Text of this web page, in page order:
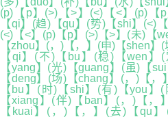
(p)【p】(>)【>】(<)【<】(p)【
【qi】(趋)【qu】(势)【shi】(<)
(<)【<】(p)【p】(>)【>】(未)【
【zhou】(，)【，】(申)【shen
【qi】(不)【bu】(稳)【wen
【yang】(光)【guang】(虽)【
【deng】(场)【chang】(，)【
【bu】(时)【shi】(有)【you
【xiang】(伴)【ban】(，)【
【kuai】(，)【，】(去)【qu